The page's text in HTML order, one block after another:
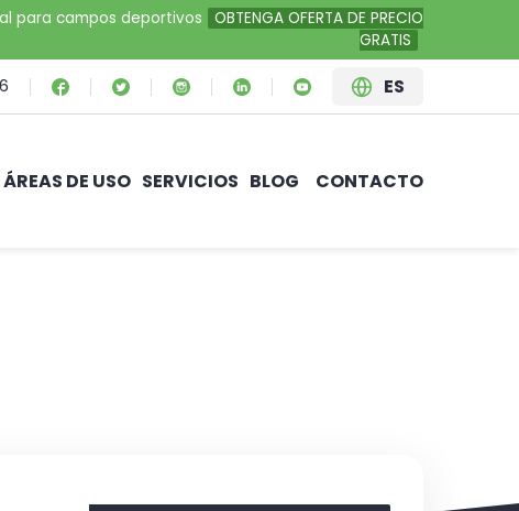
para campos deportivos
OBTENGA OFERTA DE PRECIO
GRATIS
ES
ÁREAS DE USO SERVICIOS BLOG CONTACTO